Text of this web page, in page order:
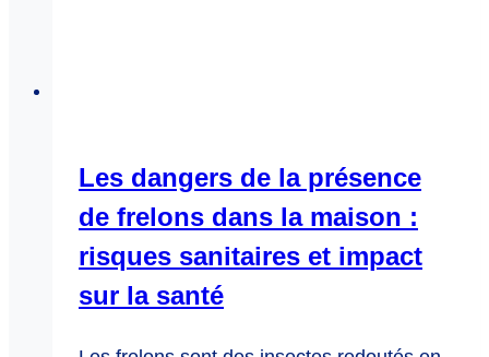
Les dangers de la présence
de frelons dans la maison :
risques sanitaires et impact
sur la santé